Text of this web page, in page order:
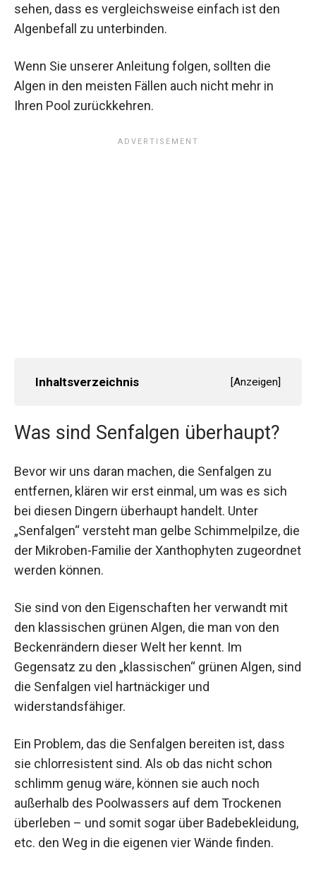
sehen, dass es vergleichsweise einfach ist den
Algenbefall zu unterbinden.
Wenn Sie unserer Anleitung folgen, sollten die
Algen in den meisten Fällen auch nicht mehr in
Ihren Pool zurückkehren.
Inhaltsverzeichnis [Anzeigen]
Was sind Senfalgen überhaupt?
Bevor wir uns daran machen, die Senfalgen zu
entfernen, klären wir erst einmal, um was es sich
bei diesen Dingern überhaupt handelt. Unter
„Senfalgen“ versteht man gelbe Schimmelpilze, die
der Mikroben-Familie der Xanthophyten zugeordnet
werden können.
Sie sind von den Eigenschaften her verwandt mit
den klassischen grünen Algen, die man von den
Beckenrändern dieser Welt her kennt. Im
Gegensatz zu den „klassischen“ grünen Algen, sind
die Senfalgen viel hartnäckiger und
widerstandsfähiger.
Ein Problem, das die Senfalgen bereiten ist, dass
sie chlorresistent sind. Als ob das nicht schon
schlimm genug wäre, können sie auch noch
außerhalb des Poolwassers auf dem Trockenen
überleben – und somit sogar über Badebekleidung,
etc. den Weg in die eigenen vier Wände finden.